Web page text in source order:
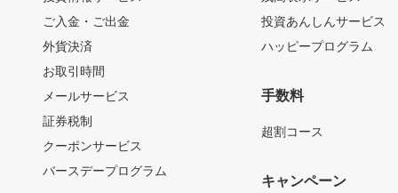
ご入金・ご出金
外貨決済
お取引時間
メールサービス
証券税制
クーポンサービス
バースデープログラム
投資あんしんサービス
ハッピープログラム
手数料
超割コース
キャンペーン